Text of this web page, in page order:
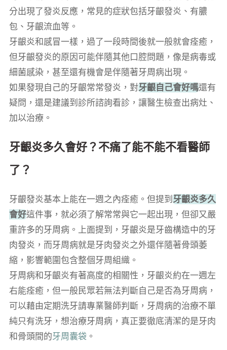
分出現了發炎反應，常見的症狀包括牙齦發炎、有膿
包、牙齦流血等。
牙齦炎和感冒一樣，過了一段時間後就一般就會痊癒，
但牙齦發炎的原因可能伴隨其他口腔問題，像是病毒或
細菌感染，甚至還有機會是伴隨著牙周病出現。
如果發現自己的牙齦常常發炎，對牙齦自己會好嗎還有
疑問，還是建議到診所諮詢看診，讓醫生檢查出病灶、
加以治療。
牙齦炎多久會好？不痛了能不能不看醫師
了？
牙齦發炎基本上能在一週之內痊癒。但提到 牙齦炎多久
會好這件事，就必須了解常常與它一起出現，但卻又嚴
重許多的牙周病。上面提到，牙齦炎是牙齒構造中的牙
肉發炎，而牙周病就是牙肉發炎之外還伴隨著骨頭萎
縮，影響範圍包含整個牙周組織。
牙周病和牙齦炎有著高度的相關性，牙齦炎約在一週左
右能痊癒，但一般民眾若無法判斷自己是否為牙周病，
可以藉由定期洗牙請專業醫師判斷，牙周病的治療不單
純只有洗牙，想治療牙周病，真正要徹底清潔的是牙肉
和骨頭間的牙周囊袋 。